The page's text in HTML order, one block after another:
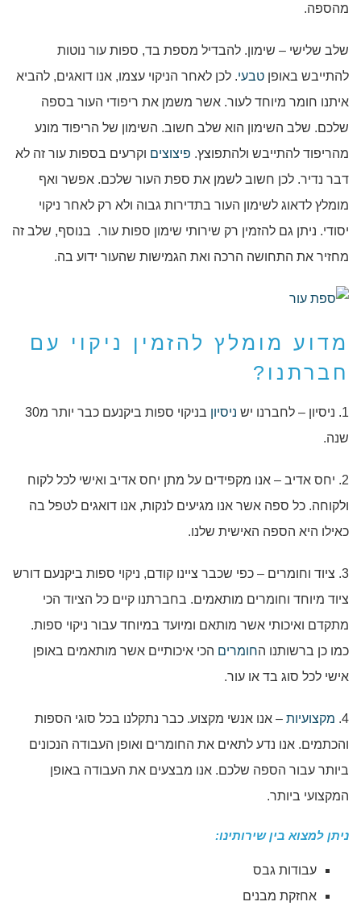
מהספה.
שלב שלישי – שימון. להבדיל מספת בד, ספות עור נוטות
להתייבש באופן טבעי. לכן לאחר הניקוי עצמו, אנו דואגים, להביא
איתנו חומר מיוחד לעור. אשר משמן את ריפודי העור בספה
שלכם. שלב השימון הוא שלב חשוב. השימון של הריפוד מונע
מהריפוד להתייבש ולהתפוצץ. פיצוצים וקרעים בספות עור זה לא
דבר נדיר. לכן חשוב לשמן את ספת העור שלכם. אפשר ואף
מומלץ לדאוג לשימון העור בתדירות גבוה ולא רק לאחר ניקוי
יסודי. ניתן גם להזמין רק שירותי שימון ספות עור. בנוסף, שלב זה
מחזיר את התחושה הרכה ואת הגמישות שהעור ידוע בה.
מדוע מומלץ להזמין ניקוי עם
חברתנו?
1. ניסיון – לחברנו יש ניסיון
בניקוי ספות ביקנעם כבר יותר מ30
שנה.
2. יחס אדיב – אנו מקפידים על מתן יחס אדיב ואישי לכל לקוח
ולקוחה. כל ספה אשר אנו מגיעים לנקות, אנו דואגים לטפל בה
כאילו היא הספה האישית שלנו.
3. ציוד וחומרים – כפי שכבר ציינו קודם, ניקוי ספות ביקנעם דורש
ציוד מיוחד וחומרים מותאמים. בחברתנו קיים כל הציוד הכי
מתקדם ואיכותי אשר מותאם ומיועד במיוחד עבור ניקוי ספות.
כמו כן ברשותנו החומרים הכי איכותיים אשר מותאמים באופן
אישי לכל סוג בד או עור.
4. מקצועיות – אנו אנשי מקצוע. כבר נתקלנו בכל סוגי הספות
והכתמים. אנו נדע לתאים את החומרים ואופן העבודה הנכונים
ביותר עבור הספה שלכם. אנו מבצעים את העבודה באופן
המקצועי ביותר.
ניתן למצוא בין שירותינו:
עבודות גבס
אחזקת מבנים